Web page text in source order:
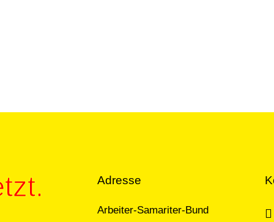
Adresse
Arbeiter-Samariter-Bund